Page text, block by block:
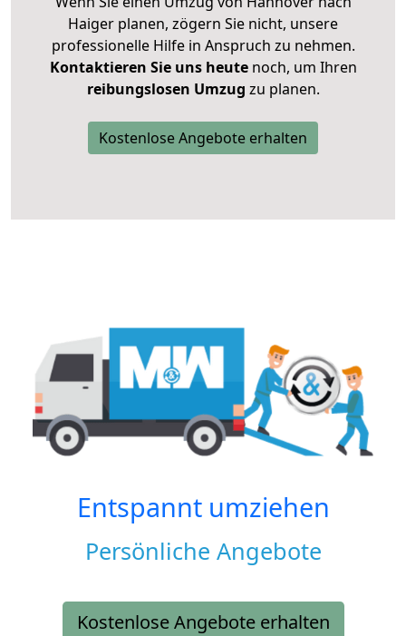
Haiger planen, zögern Sie nicht, unsere
professionelle Hilfe in Anspruch zu nehmen.
Kontaktieren Sie uns heutenoch, um Ihren
reibungslosen Umzug zu planen.
Kostenlose Angebote erhalten
Entspannt umziehen
Persönliche Angebote
Kostenlose Angebote erhalten